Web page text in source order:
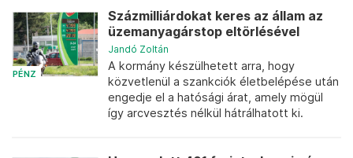
PÉNZ
Százmilliárdokat keres az állam az
üzemanyagárstop eltörlésével
Jandó Zoltán
A kormány készülhetett arra, hogy
közvetlenül a szankciók életbelépése után
engedje el a hatósági árat, amely mögül
így arcvesztés nélkül hátrálhatott ki.